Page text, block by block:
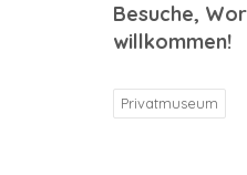
Besuche,
willkommen!
Privatmuseum